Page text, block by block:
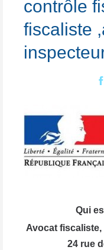
contrôle
fiscaliste
Qui
Avocat
24 rue